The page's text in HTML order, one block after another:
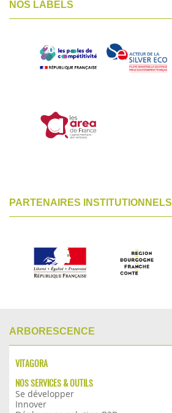
NOS LABELS
PARTENAIRES INSTITUTIONNELS
ARBORESCENCE
VITAGORA
NOS SERVICES & OUTILS
Se développer
Innover